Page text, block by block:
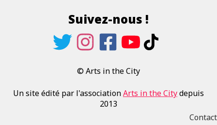
Suivez-nous !
© Arts in the City
Un site édité par l'associationArts in the Citydepuis
2013
Contact